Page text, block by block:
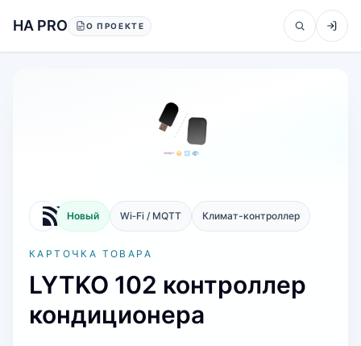
HA PRO О ПРОЕКТЕ
Новый Wi‑Fi / MQTT Климат-контроллер
КАРТОЧКА ТОВАРА
LYTKO 102 контроллер
кондиционера